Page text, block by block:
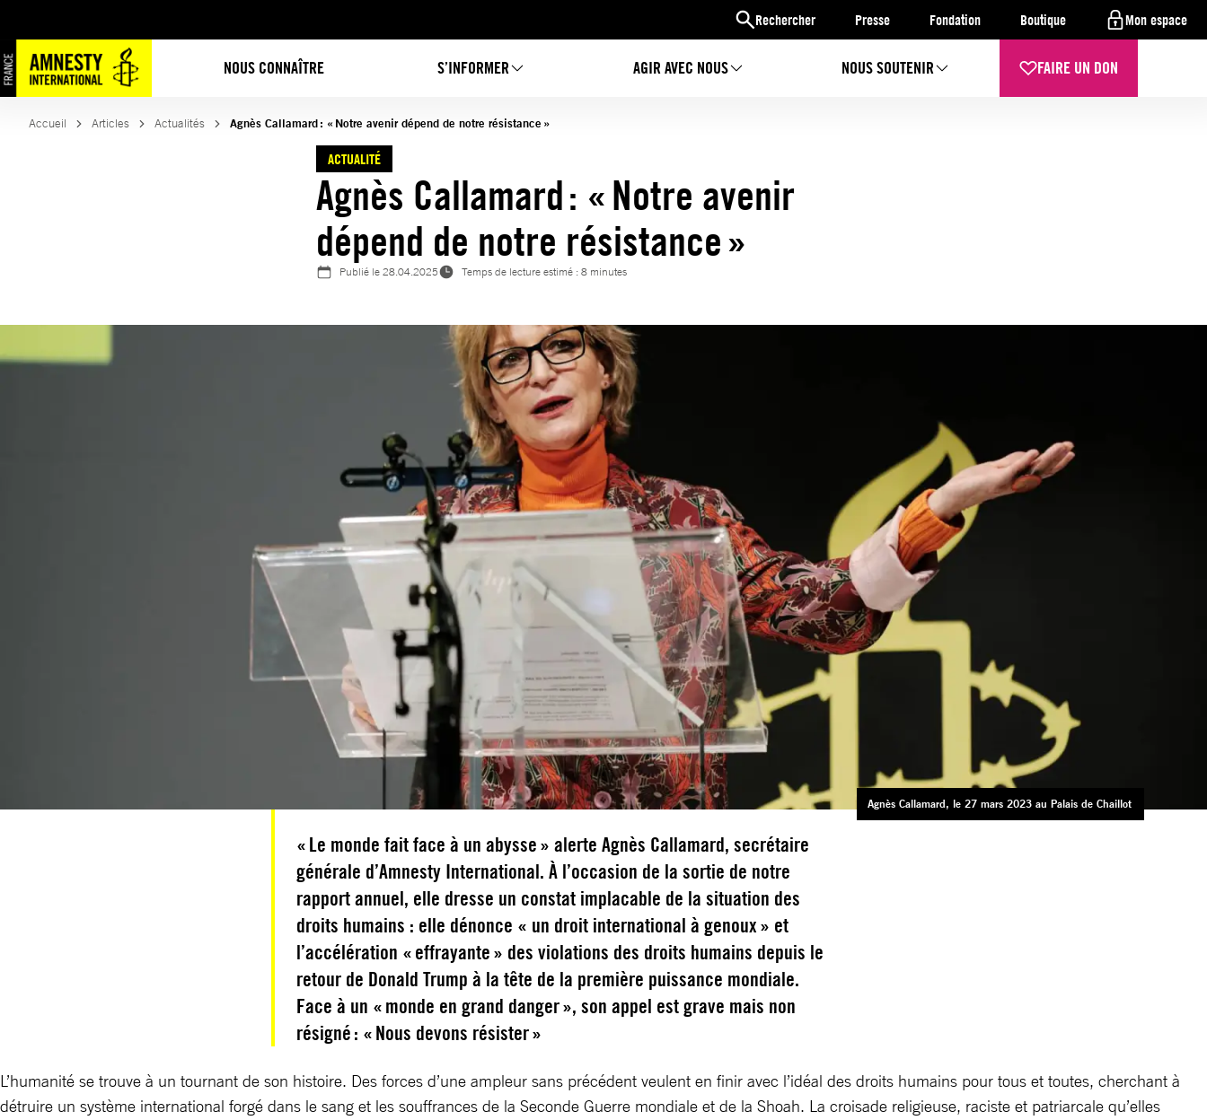
Rechercher Presse Fondation Boutique Mon espace
NOUS CONNAÎTRE S’INFORMER AGIR AVEC NOUS NOUS SOUTENIR FAIRE UN DON
au
contenu
Accueil Articles Actualités Agnès Callamard : « Notre avenir dépend de notre résistance »
ACTUALITÉ
Agnès Callamard : « Notre avenir
dépend de notre résistance »
Publié le28.04.2025 Temps de lecture estimé : 8 minutes
Agnès Callamard, le 27 mars 2023 au Palais de Chaillot
« Le monde fait face à un abysse » alerte Agnès Callamard, secrétaire
générale d’Amnesty International. À l’occasion de la sortie de notre
rapport annuel, elle dresse un constat implacable de la situation des
droits humains : elle dénonce « un droit international à genoux » et
l’accélération « effrayante » des violations des droits humains depuis le
retour de Donald Trump à la tête de la première puissance mondiale.
Face à un « monde en grand danger », son appel est grave mais non
résigné : « Nous devons résister »
L’humanité se trouve à un tournant de son histoire. Des forces d’une ampleur sans précédent veulent en finir avec l’idéal des droits humains pour tous et toutes, cherchant à
détruire un système international forgé dans le sang et les souffrances de la Seconde Guerre mondiale et de la Shoah. La croisade religieuse, raciste et patriarcale qu’elles